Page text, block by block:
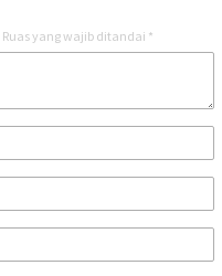
Ruas yang wajib ditandai *